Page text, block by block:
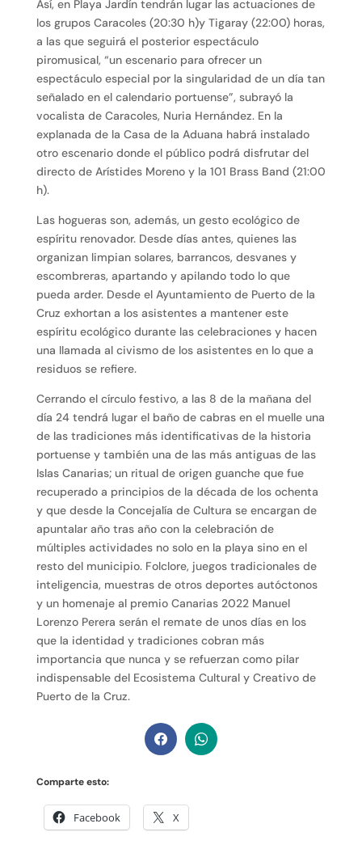
Así, en Playa Jardín tendrán lugar las actuaciones de
los grupos Caracoles (20:30 h)y Tigaray (22:00) horas,
a las que seguirá el posterior espectáculo
piromusical, “un escenario para ofrecer un
espectáculo especial por la singularidad de un día tan
señalado en el calendario portuense”, subrayó la
vocalista de Caracoles, Nuria Hernández. En la
explanada de la Casa de la Aduana habrá instalado
otro escenario donde el público podrá disfrutar del
directo de Arístides Moreno y la 101 Brass Band (21:00
h).
Las hogueras son, además, un gesto ecológico de
espíritu renovador. Desde días antes, quienes las
organizan limpian solares, barrancos, desvanes y
escombreras, apartando y apilando todo lo que
pueda arder. Desde el Ayuntamiento de Puerto de la
Cruz exhortan a los asistentes a mantener este
espíritu ecológico durante las celebraciones y hacen
una llamada al civismo de los asistentes en lo que a
residuos se refiere.
Cerrando el círculo festivo, a las 8 de la mañana del
día 24 tendrá lugar el baño de cabras en el muelle una
de las tradiciones más identificativas de la historia
portuense y también una de las más antiguas de las
Islas Canarias; un ritual de origen guanche que fue
recuperado a principios de la década de los ochenta
y que desde la Concejalía de Cultura se encargan de
apuntalar año tras año con la celebración de
múltiples actividades no solo en la playa sino en el
resto del municipio. Folclore, juegos tradicionales de
inteligencia, muestras de otros deportes autóctonos
y un homenaje al premio Canarias 2022 Manuel
Lorenzo Perera serán el remate de unos días en los
que la identidad y tradiciones cobran más
importancia que nunca y se refuerzan como pilar
indispensable del Ecosistema Cultural y Creativo de
Puerto de la Cruz.
Comparte esto:
Facebook X